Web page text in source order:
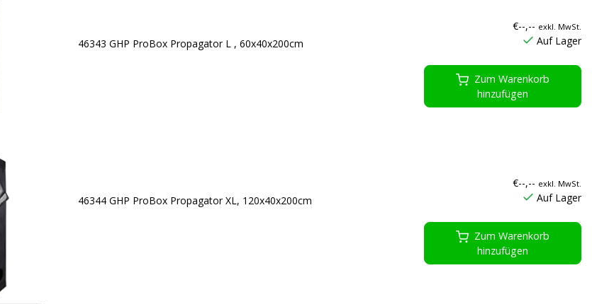
46343 GHP ProBox Propagator L , 60x40x200cm
€--,-- exkl. MwSt.
Auf Lager
Zum Warenkorb
hinzufügen
46344 GHP ProBox Propagator XL, 120x40x200cm
€--,-- exkl. MwSt.
Auf Lager
Zum Warenkorb
hinzufügen